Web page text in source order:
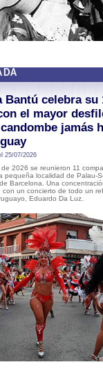
Bantú celebra su
el mayor
jamás
25/07/2026
2026 se reunieron 11
pequeña localidad de Palau-
Barcelona. Una
con un concierto de todo un
Eduardo Da Luz.